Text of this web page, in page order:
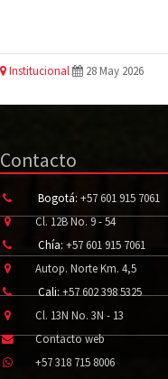
Institucional 28 May 2026
Contacto
Bogotá: +57 601 915 7061
Cl. 12B No. 9 - 54
Chía: +57 601 915 7061
Autop. Norte Km. 4,5
Cali: +57 602 398 5325
Cl. 13N No. 3N - 13
Contacto web
+57 318 715 8006